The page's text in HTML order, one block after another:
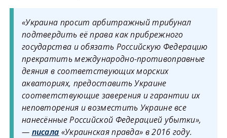
«Украина просит арбитражный трибунал
подтвердить её права как прибрежного
государства и обязать Российскую Федерацию
прекратить международно-противоправные
деяния в соответствующих морских
акваториях, предоставить Украине
соответствующие заверения и гарантии их
неповторения и возместить Украине все
нанесённые Российской Федерацией убытки»,
— писала «Украинская правда» в 2016 году.